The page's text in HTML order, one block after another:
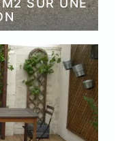
SUR UNE